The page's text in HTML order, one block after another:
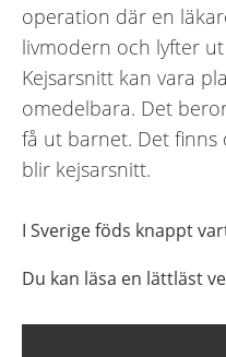
operation där en
livmodern och lyfter
Kejsarsnitt kan vara
omedelbara. Det
få ut barnet. Det
blir kejsarsnitt.
I Sverige föds knappt
Du kan läsa en lättläst